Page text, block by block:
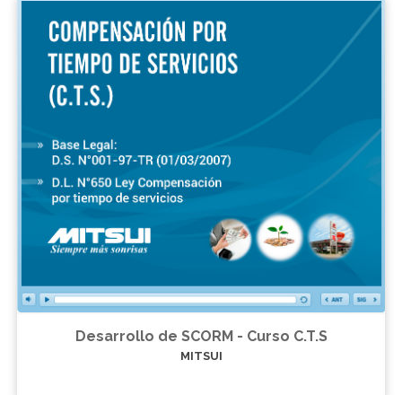
Desarrollo de SCORM - Curso C.T.S
MITSUI